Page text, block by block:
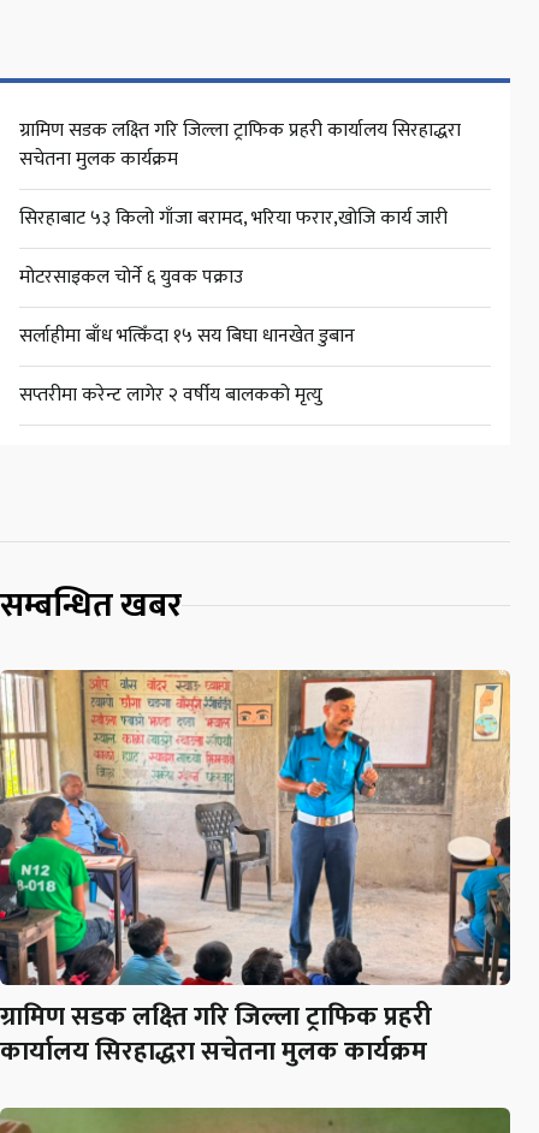
ग्रामिण सडक लक्ष्ति गरि जिल्ला ट्राफिक प्रहरी कार्यालय सिरहाद्धरा
सचेतना मुलक कार्यक्रम
सिरहाबाट ५३ किलो गाँजा बरामद, भरिया फरार,खोजि कार्य जारी
मोटरसाइकल चोर्ने ६ युवक पक्राउ
सर्लाहीमा बाँध भत्किँदा १५ सय बिघा धानखेत डुबान
सप्तरीमा करेन्ट लागेर २ वर्षीय बालकको मृत्यु
सम्बन्धित खबर
ग्रामिण सडक लक्ष्ति गरि जिल्ला ट्राफिक प्रहरी
कार्यालय सिरहाद्धरा सचेतना मुलक कार्यक्रम